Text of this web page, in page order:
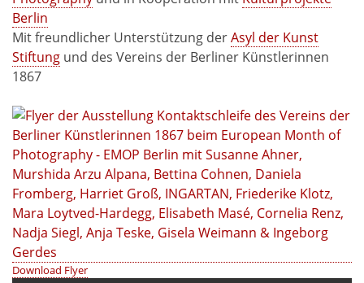
Berlin
Mit freundlicher Unterstützung derAsyl der Kunst
Stiftung und des Vereins der Berliner Künstlerinnen
1867
Download Flyer